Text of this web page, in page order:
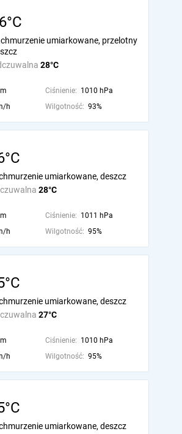
28°C
umiarkowane, przelotny
Ciśnienie: 1010 hPa
h Wilgotność: 93%
28°C
umiarkowane, deszcz
Ciśnienie: 1011 hPa
h Wilgotność: 95%
27°C
umiarkowane, deszcz
Ciśnienie: 1010 hPa
h Wilgotność: 95%
umiarkowane, deszcz